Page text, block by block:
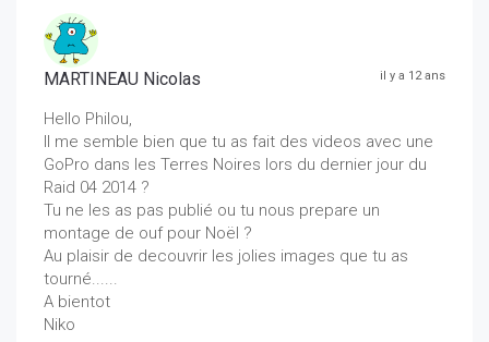
MARTINEAU Nicolas il y a 12 ans
Hello Philou,
Il me semble bien que tu as fait des videos avec une
GoPro dans les Terres Noires lors du dernier jour du
Raid 04 2014 ?
Tu ne les as pas publié ou tu nous prepare un
montage de ouf pour Noël ?
Au plaisir de decouvrir les jolies images que tu as
tourné......
A bientot
Niko